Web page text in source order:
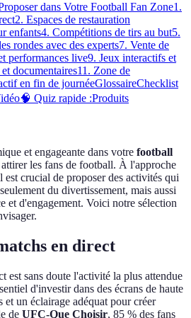
dans Votre Football Fan Zone1.
2. Espaces de restauration
enfants4. Compétitions de tirs au but5.
rondes avec des experts7. Vente de
performances live9. Jeux interactifs et
documentaires11. Zone de
en fin de journéeGlossaireChecklist
🧠 Quiz rapide :Produits
et engageante dans votre football
attirer les fans de football. À l'approche
est crucial de proposer des activités qui
du divertissement, mais aussi
et d'engagement. Voici notre sélection
en direct
est sans doute l'activité la plus attendue
d'investir dans des écrans de haute
et un éclairage adéquat pour créer
de UFC-Que Choisir, 85 % des fans